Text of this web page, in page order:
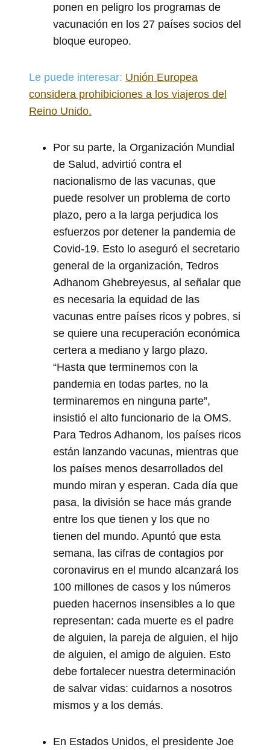
ponen en peligro los programas de
vacunación en los 27 países socios del
bloque europeo.
Le puede interesar: Unión Europea
considera prohibiciones a los viajeros del
Reino Unido.
Por su parte, la Organización Mundial
de Salud, advirtió contra el
nacionalismo de las vacunas, que
puede resolver un problema de corto
plazo, pero a la larga perjudica los
esfuerzos por detener la pandemia de
Covid-19. Esto lo aseguró el secretario
general de la organización, Tedros
Adhanom Ghebreyesus, al señalar que
es necesaria la equidad de las
vacunas entre países ricos y pobres, si
se quiere una recuperación económica
certera a mediano y largo plazo.
“Hasta que terminemos con la
pandemia en todas partes, no la
terminaremos en ninguna parte”,
insistió el alto funcionario de la OMS.
Para Tedros Adhanom, los países ricos
están lanzando vacunas, mientras que
los países menos desarrollados del
mundo miran y esperan. Cada día que
pasa, la división se hace más grande
entre los que tienen y los que no
tienen del mundo. Apuntó que esta
semana, las cifras de contagios por
coronavirus en el mundo alcanzará los
100 millones de casos y los números
pueden hacernos insensibles a lo que
representan: cada muerte es el padre
de alguien, la pareja de alguien, el hijo
de alguien, el amigo de alguien. Esto
debe fortalecer nuestra determinación
de salvar vidas: cuidarnos a nosotros
mismos y a los demás.
En Estados Unidos, el presidente Joe